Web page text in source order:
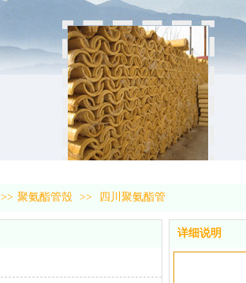
>> 聚氨酯管殼 >> 四川聚氨酯管
详细说明